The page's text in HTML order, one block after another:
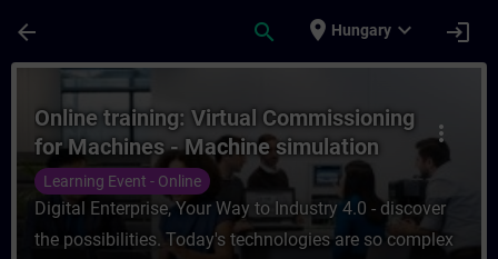
arrow_back search place Hungary expand_more login
Tanfolyam - Online training: Virtual
more_vert
Online training: Virtual Commissioning
for Machines - Machine simulation
Learning Event - Online
Digital Enterprise, Your Way to Industry 4.0 - discover
the possibilities. Today's technologies are so complex